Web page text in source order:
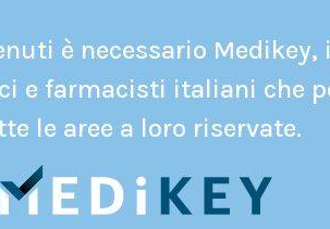
è necessario
e farmacisti italiani che
le aree a loro riservate.